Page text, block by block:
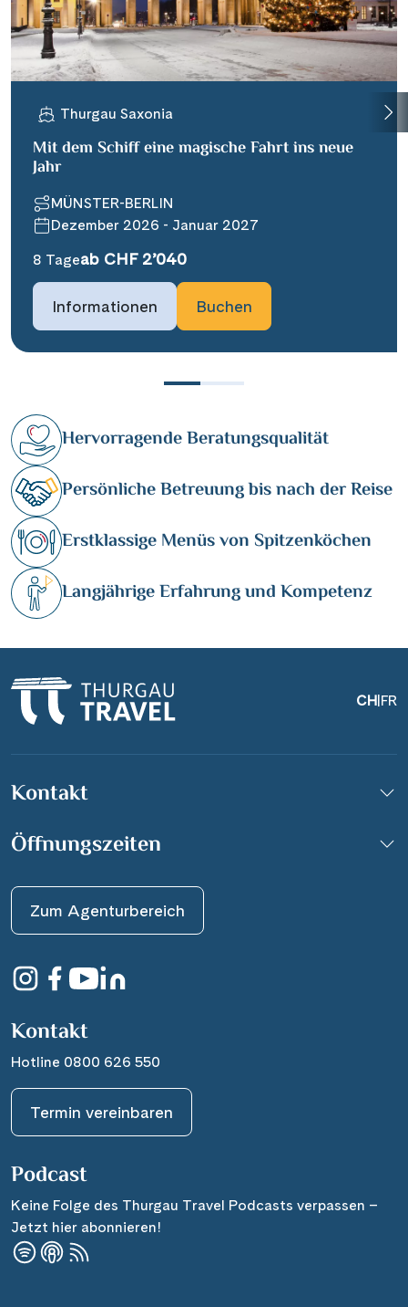
Thurgau Saxonia
Mit dem Schiff eine magische Fahrt ins neue
Jahr
MÜNSTER-BERLIN
Dezember 2026 - Januar 2027
8 Tageab CHF 2’040
Informationen Buchen
Hervorragende Beratungsqualität
Persönliche Betreuung bis nach der Reise
Erstklassige Menüs von Spitzenköchen
Langjährige Erfahrung und Kompetenz
CH|FR
Kontakt
Öffnungszeiten
Zum Agenturbereich
Kontakt
Hotline 0800 626 550
Termin vereinbaren
Podcast
Keine Folge des Thurgau Travel Podcasts verpassen –
Jetzt hier abonnieren!